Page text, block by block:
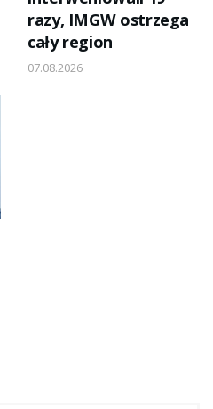
razy, IMGW ostrzega
cały region
07.08.2026